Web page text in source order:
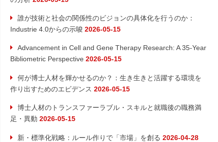
ン
誰が技術と社会の関係性のビジョンの具体化を行うのか：
Industrie 4.0からの示唆 2026-05-15
Advancement in Cell and Gene Therapy Research: A 35-Year
Bibliometric Perspective 2026-05-15
何が博士人材を輝かせるのか？：生き生きと活躍する環境を
作り出すためのエビデンス 2026-05-15
博士人材のトランスファーラブル・スキルと就職後の職務満
足・異動 2026-05-15
新・標準化戦略：ルール作りで「市場」を創る 2026-04-28